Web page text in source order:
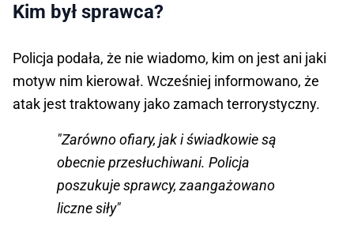
Kim był sprawca?
Policja podała, że nie wiadomo, kim on jest ani jaki
motyw nim kierował. Wcześniej informowano, że
atak jest traktowany jako zamach terrorystyczny.
"Zarówno ofiary, jak i świadkowie są
obecnie przesłuchiwani. Policja
poszukuje sprawcy, zaangażowano
liczne siły"